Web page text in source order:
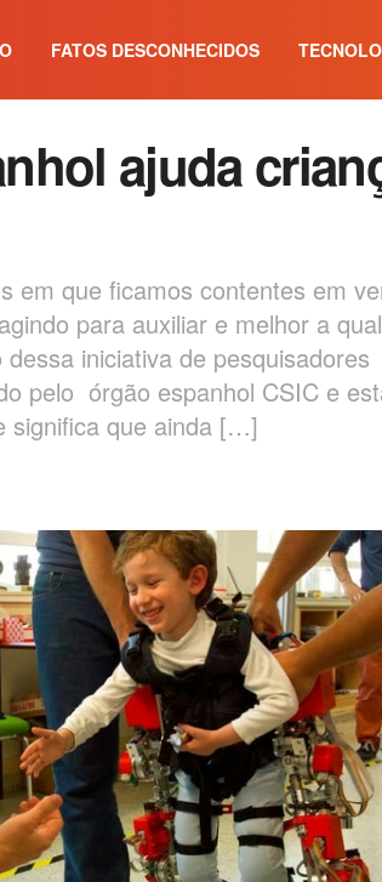
FATOS DESCONHECIDOS
ajuda
em que ficamos contentes em
para auxiliar e melhor a
iniciativa de pesquisadores
pelo órgão espanhol CSIC e
significa que ainda […]